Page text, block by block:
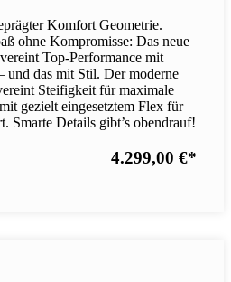
Komfort Geometrie.
ohne Kompromisse: Das neue
Top-Performance mit
und das mit Stil. Der moderne
Steifigkeit für maximale
gezielt eingesetztem Flex für
Smarte Details gibt’s obendrauf!
4.299,00 €*